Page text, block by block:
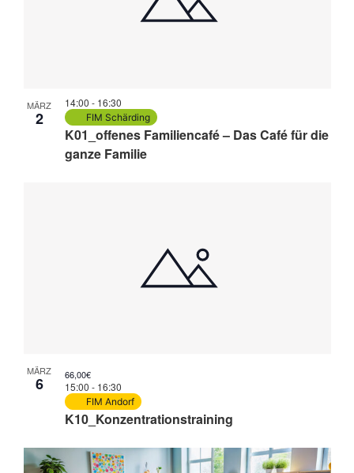
MÄRZ
2
K01_offenes Familiencafé – Das Café für die
ganze Familie
14:00 - 16:30
FIM Schärding
MÄRZ
6
K10_Konzentrationstraining
15:00 - 16:30
FIM Andorf
66,00€